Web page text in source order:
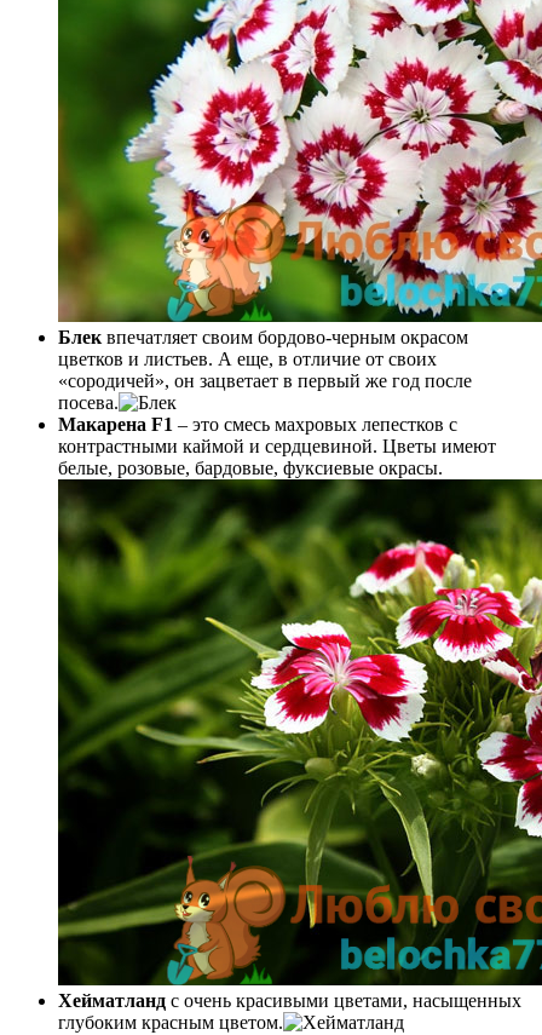
Блеквпечатляет своим бордово-черным окрасом
цветков и листьев. А еще, в отличие от своих
«сородичей», он зацветает в первый же год после
посева.
Макарена F1 – это смесь махровых лепестков с
контрастными каймой и сердцевиной. Цветы имеют
белые, розовые, бардовые, фуксиевые окрасы.
Хейматланд с очень красивыми цветами, насыщенных
глубоким красным цветом.